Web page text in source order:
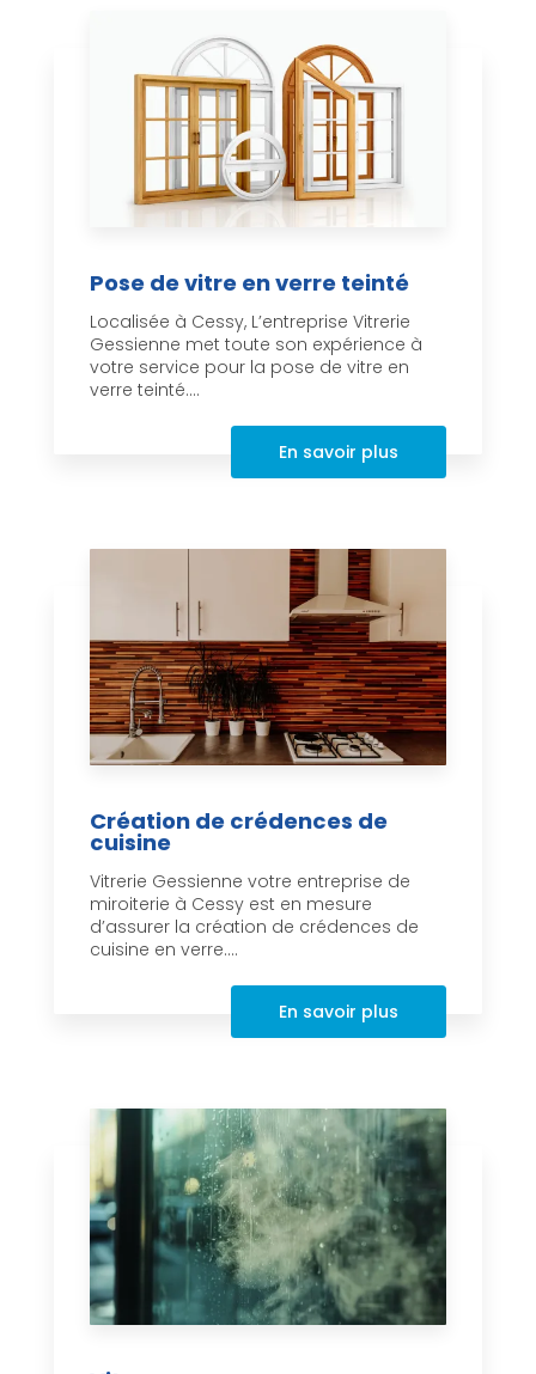
Pose de vitre en verre teinté
Localisée à Cessy, L’entreprise Vitrerie
Gessienne met toute son expérience à
votre service pour la pose de vitre en
verre teinté....
En savoir plus
Création de crédences de
cuisine
Vitrerie Gessienne votre entreprise de
miroiterie à Cessy est en mesure
d’assurer la création de crédences de
cuisine en verre....
En savoir plus